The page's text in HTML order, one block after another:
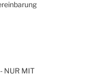
- NUR MIT